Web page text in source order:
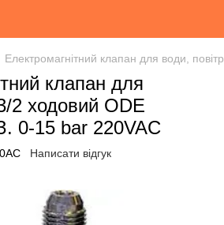
Електромагнітний клапан для води,
клапан для
2 ходовий ODE
0-15 bar 220VAC
Написати відгук